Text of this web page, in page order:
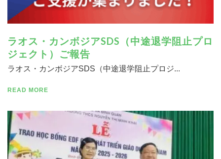
ラオス・カンボジアSDS（中途退学阻止プロ
ジェクト）ご報告
ラオス・カンボジアSDS（中途退学阻止プロジ...
READ MORE